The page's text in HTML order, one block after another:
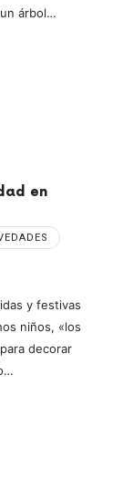
árbol…
en
y festivas
niños, «los
decorar